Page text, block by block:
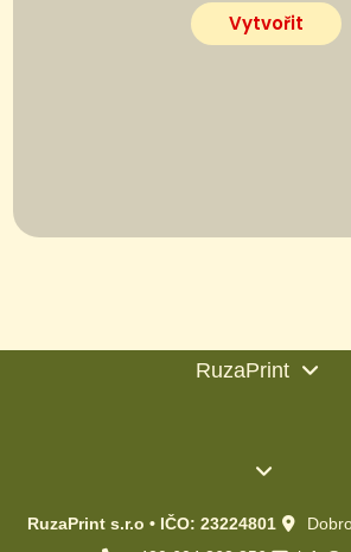
Vytvořit
RuzaPrint
RuzaPrint s.r.o • IČO: 23224801